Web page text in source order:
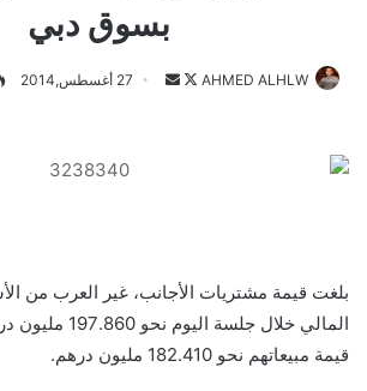
بسوق دبي
AHMED ALHLW
تابعأرسل 27 أغسطس,2014
بلغت قيمة مشتريات الأجانب، غير العرب من
المالي خلال جلسة
قيمة مبيعاتهم نحو 182.410 مليون درهم.